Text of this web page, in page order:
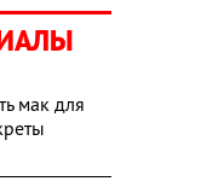
мак для